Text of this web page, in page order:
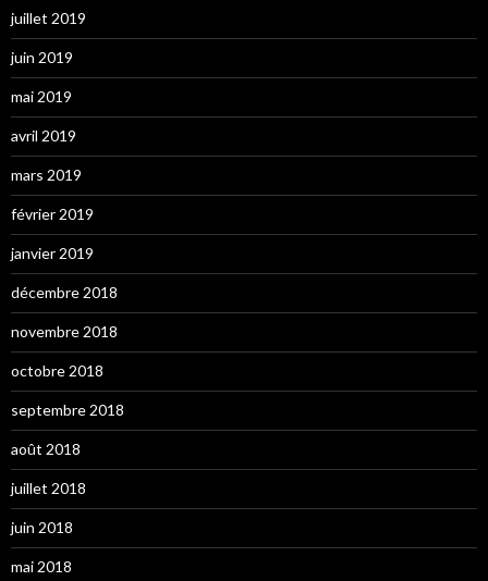
juillet 2019
juin 2019
mai 2019
avril 2019
mars 2019
février 2019
janvier 2019
décembre 2018
novembre 2018
octobre 2018
septembre 2018
août 2018
juillet 2018
juin 2018
mai 2018